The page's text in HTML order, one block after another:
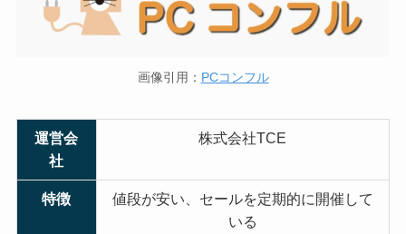
画像引用： PCコンフル
運営会
社
株式会社TCE
特徴
値段が安い、セールを定期的に開催して
いる